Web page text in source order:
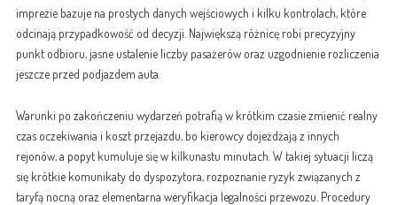
imprezie bazuje na prostych danych wejściowych i kilku kontrolach, które
odcinają przypadkowość od decyzji. Największą różnicę robi precyzyjny
punkt odbioru, jasne ustalenie liczby pasażerów oraz uzgodnienie rozliczenia
jeszcze przed podjazdem auta.
Warunki po zakończeniu wydarzeń potrafią w krótkim czasie zmienić realny
czas oczekiwania i koszt przejazdu, bo kierowcy dojeżdżają z innych
rejonów, a popyt kumuluje się w kilkunastu minutach. W takiej sytuacji liczą
się krótkie komunikaty do dyspozytora, rozpoznanie ryzyk związanych z
taryfą nocną oraz elementarna weryfikacja legalności przewozu. Procedury